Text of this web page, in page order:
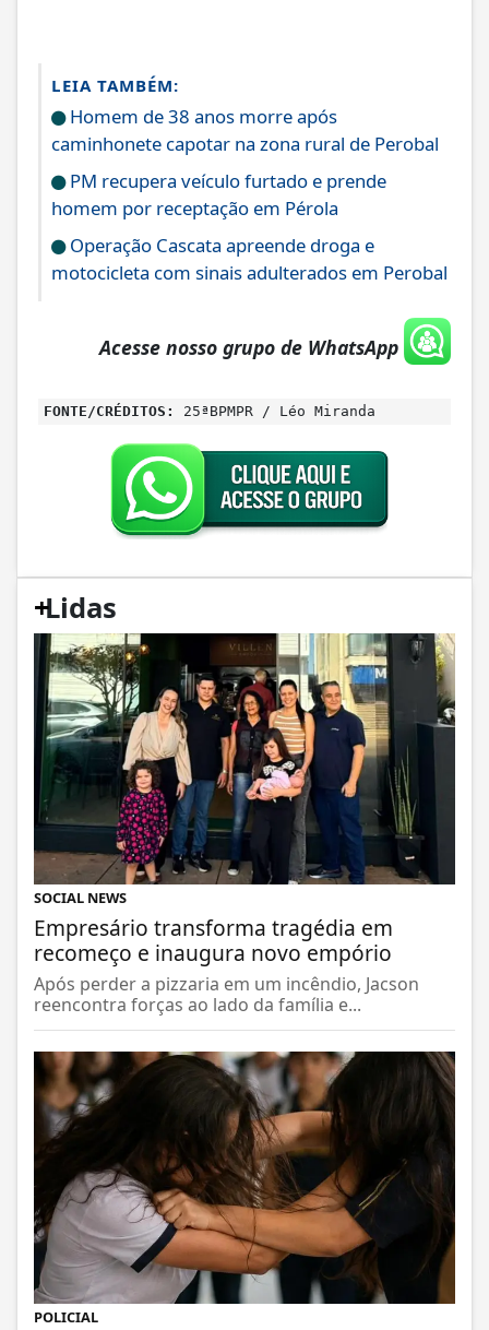
LEIA TAMBÉM:
Homem de 38 anos morre após
caminhonete capotar na zona rural de Perobal
PM recupera veículo furtado e prende
homem por receptação em Pérola
Operação Cascata apreende droga e
motocicleta com sinais adulterados em Perobal
Acesse nosso grupo de WhatsApp
FONTE/CRÉDITOS: 25ªBPMPR / Léo Miranda
+
Lidas
SOCIAL NEWS
Empresário transforma tragédia em
recomeço e inaugura novo empório
Após perder a pizzaria em um incêndio, Jacson
reencontra forças ao lado da família e...
POLICIAL